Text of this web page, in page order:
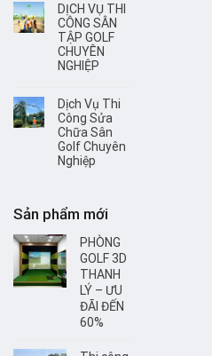
DỊCH VỤ THI
CÔNG SÂN
TẬP GOLF
CHUYÊN
NGHIỆP
Dịch Vụ Thi
Công Sửa
Chữa Sân
Golf Chuyên
Nghiệp
Sản phẩm mới
PHÒNG
GOLF 3D
THANH
LÝ – ƯU
ĐÃI ĐẾN
60%